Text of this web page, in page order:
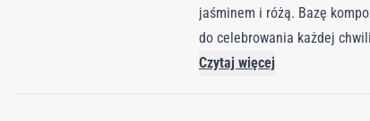
jaśminem i różą. Bazę
do celebrowania każdej
Czytaj więcej